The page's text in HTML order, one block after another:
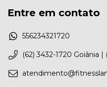
Entre em contato
556234321720
(62) 3432-1720 Goiânia |